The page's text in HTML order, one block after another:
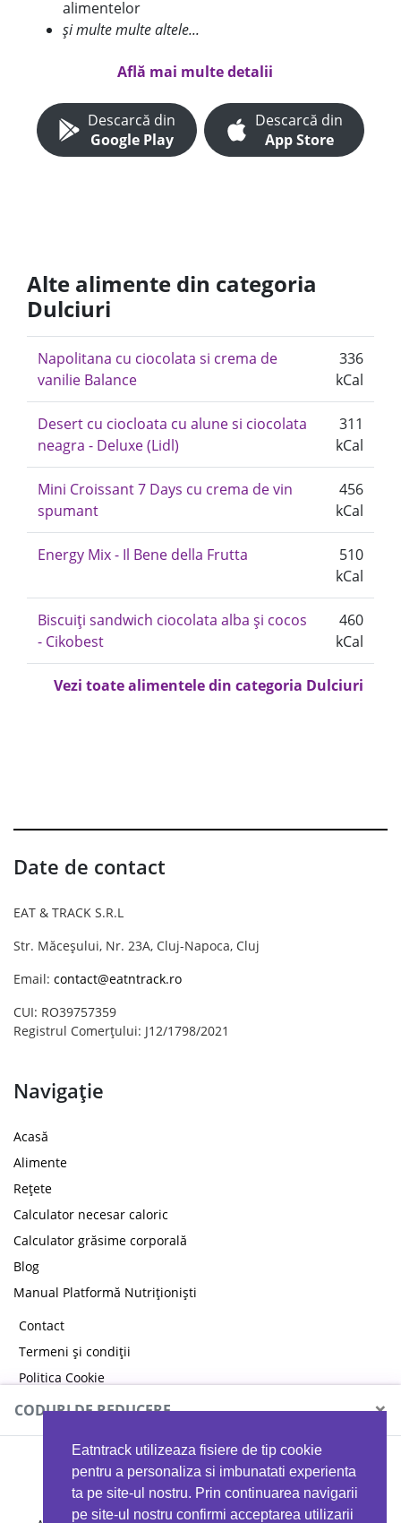
Eatntrack utilizeaza fisiere de tip cookie
pentru a personaliza si imbunatati experienta
ta pe site-ul nostru. Prin continuarea navigarii
pe site-ul nostru confirmi acceptarea utilizarii
alimentelor
și multe multe altele...
Află mai multe detalii
Descarcă din
Google Play
Descarcă din
App Store
Alte alimente din categoria
Dulciuri
Napolitana cu ciocolata si crema de
vanilie Balance
336
kCal
Desert cu ciocloata cu alune si ciocolata
neagra - Deluxe (Lidl)
311
kCal
Mini Croissant 7 Days cu crema de vin
spumant
456
kCal
Energy Mix - Il Bene della Frutta
510
kCal
Biscuiți sandwich ciocolata alba și cocos
- Cikobest
460
kCal
Vezi toate alimentele din categoria Dulciuri
Date de contact
EAT & TRACK S.R.L
Str. Măceșului, Nr. 23A, Cluj-Napoca, Cluj
Email: contact@eatntrack.ro
CUI: RO39757359
Registrul Comerțului: J12/1798/2021
Navigație
Acasă
Alimente
Rețete
Calculator necesar caloric
Calculator grăsime corporală
Blog
Manual Platformă Nutriționiști
Contact
Termeni și condiții
Politica Cookie
Politica de confidențialitate
CODURI DE REDUCERE ×
MYPROTEIN